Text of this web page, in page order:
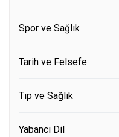
Spor ve Sağlık
Tarih ve Felsefe
Tıp ve Sağlık
Yabancı Dil